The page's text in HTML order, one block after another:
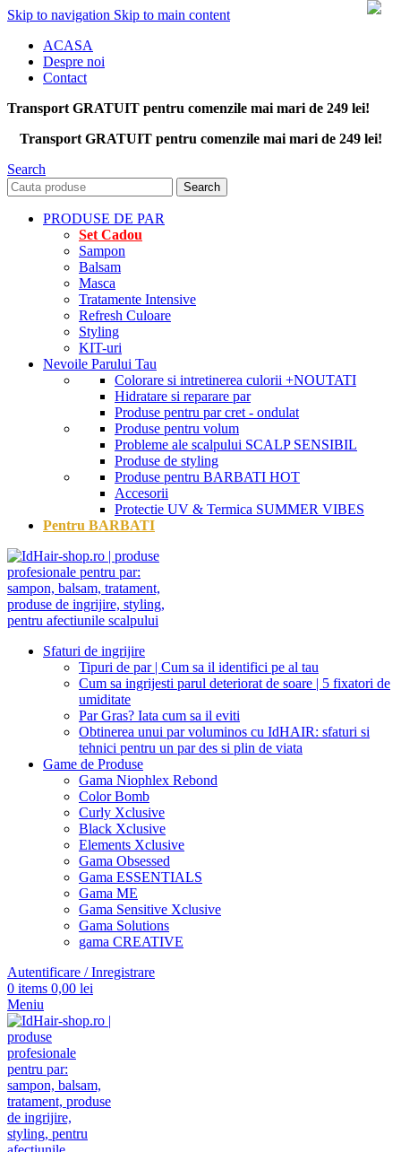
Skip to navigation Skip to main content
ACASA
Despre noi
Contact
Transport GRATUIT pentru comenzile mai mari de 249 lei!
Transport GRATUIT pentru comenzile mai mari de 249 lei!
Search
Search
PRODUSE DE PAR
Set Cadou
Sampon
Balsam
Masca
Tratamente Intensive
Refresh Culoare
Styling
KIT-uri
Nevoile Parului Tau
Colorare si intretinerea culorii +NOUTATI
Hidratare si reparare par
Produse pentru par cret - ondulat
Produse pentru volum
Probleme ale scalpului SCALP SENSIBIL
Produse de styling
Produse pentru BARBATI HOT
Accesorii
Protectie UV & Termica SUMMER VIBES
Pentru BARBATI
Sfaturi de ingrijire
Tipuri de par | Cum sa il identifici pe al tau
Cum sa ingrijesti parul deteriorat de soare | 5 fixatori de
umiditate
Par Gras? Iata cum sa il eviti
Obtinerea unui par voluminos cu IdHAIR: sfaturi si
tehnici pentru un par des si plin de viata
Game de Produse
Gama Niophlex Rebond
Color Bomb
Curly Xclusive
Black Xclusive
Elements Xclusive
Gama Obsessed
Gama ESSENTIALS
Gama ME
Gama Sensitive Xclusive
Gama Solutions
gama CREATIVE
Autentificare / Inregistrare
0 items 0,00 lei
Meniu